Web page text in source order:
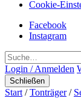
Cookie-
Facebook
Instagram
Suche
Login / Anmelden
Schließen
Start /Tonträger/